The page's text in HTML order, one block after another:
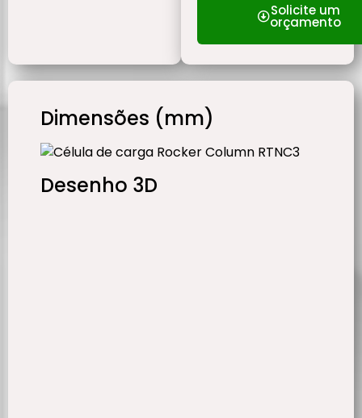
Solicite um
orçamento
Dimensões (mm)
Desenho 3D